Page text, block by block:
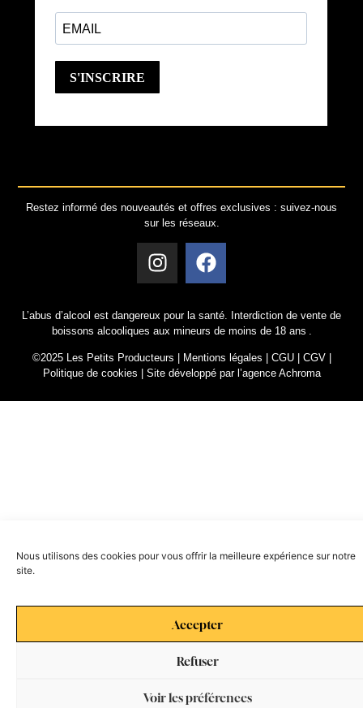
Nous utilisons des cookies pour vous offrir la meilleure expérience sur notre
site.
Accepter
Refuser
Voir les préférences
Restez informé des nouveautés et offres exclusives : suivez-nous
sur les réseaux.
L’abus d’alcool est dangereux pour la santé. Interdiction de vente de
boissons alcooliques aux mineurs de moins de 18 ans .
©2025 Les Petits Producteurs | Mentions légales CGU| CGV|
Politique de cookies
Site développé par l’agence Achroma